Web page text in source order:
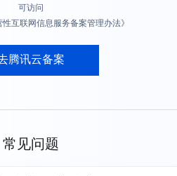
可访问
互联网信息服务备案管理办法》
腾讯云备案
常见问题